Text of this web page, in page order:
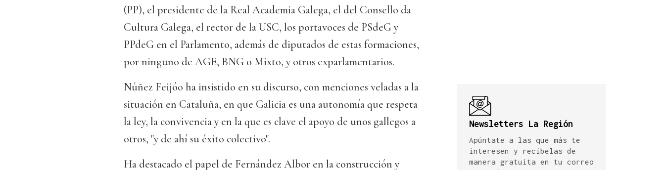
(PP), el presidente de la Real Academia Galega, el del Consello da
Cultura Galega, el rector de la USC, los portavoces de PSdeG y
PPdeG en el Parlamento, además de diputados de estas formaciones,
por ninguno de AGE, BNG o Mixto, y otros exparlamentarios.
Núñez Feijóo ha insistido en su discurso, con menciones veladas a la
situación en Cataluña, en que Galicia es una autonomía que respeta
la ley, la convivencia y en la que es clave el apoyo de unos gallegos a
otros, "y de ahí su éxito colectivo".
Ha destacado el papel de Fernández Albor en la construcción y
Newsletters La Región
Apúntate a las que más te
interesen y recíbelas de
manera gratuita en tu correo